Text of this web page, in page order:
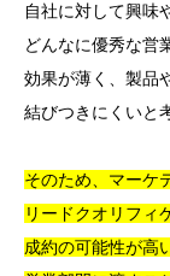
自社に対して興味
どんなに優秀な営
効果が薄く、製品
結びつきにくいと
そのため、マーケ
リードクオリフィ
成約の可能性が高